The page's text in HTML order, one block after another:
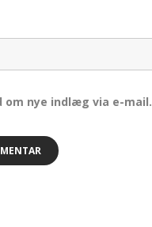
om nye indlæg via e-mail.